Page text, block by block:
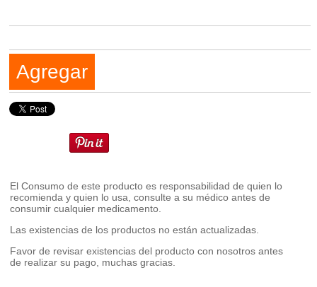
Agregar
El Consumo de este producto es responsabilidad de quien lo
recomienda y quien lo usa, consulte a su médico antes de
consumir cualquier medicamento.
Las existencias de los productos no están actualizadas.
Favor de revisar existencias del producto con nosotros antes
de realizar su pago, muchas gracias.